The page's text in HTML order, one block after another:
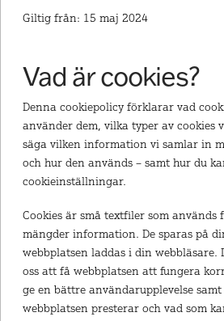
Giltig från: 15 maj 2024
Vad är cookies?
Denna cookiepolicy förklarar vad
använder dem, vilka typer av cookies
säga vilken information vi samlar in
och hur den används – samt hur du
cookieinställningar.
Cookies är små textfiler som används
mängder information. De sparas på
webbplatsen laddas i din webbläsare.
oss att få webbplatsen att fungera
ge en bättre användarupplevelse
webbplatsen presterar och vad som